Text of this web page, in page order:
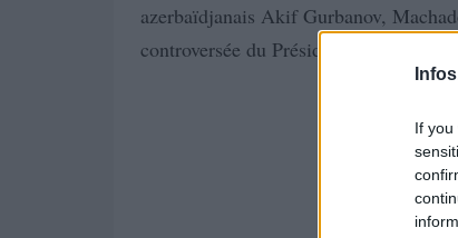
If
azerbaïdjanais Akif Gurbanov,
controversée du Président Nicolas